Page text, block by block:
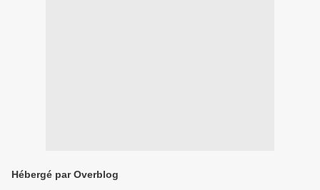
Hébergé par Overblog